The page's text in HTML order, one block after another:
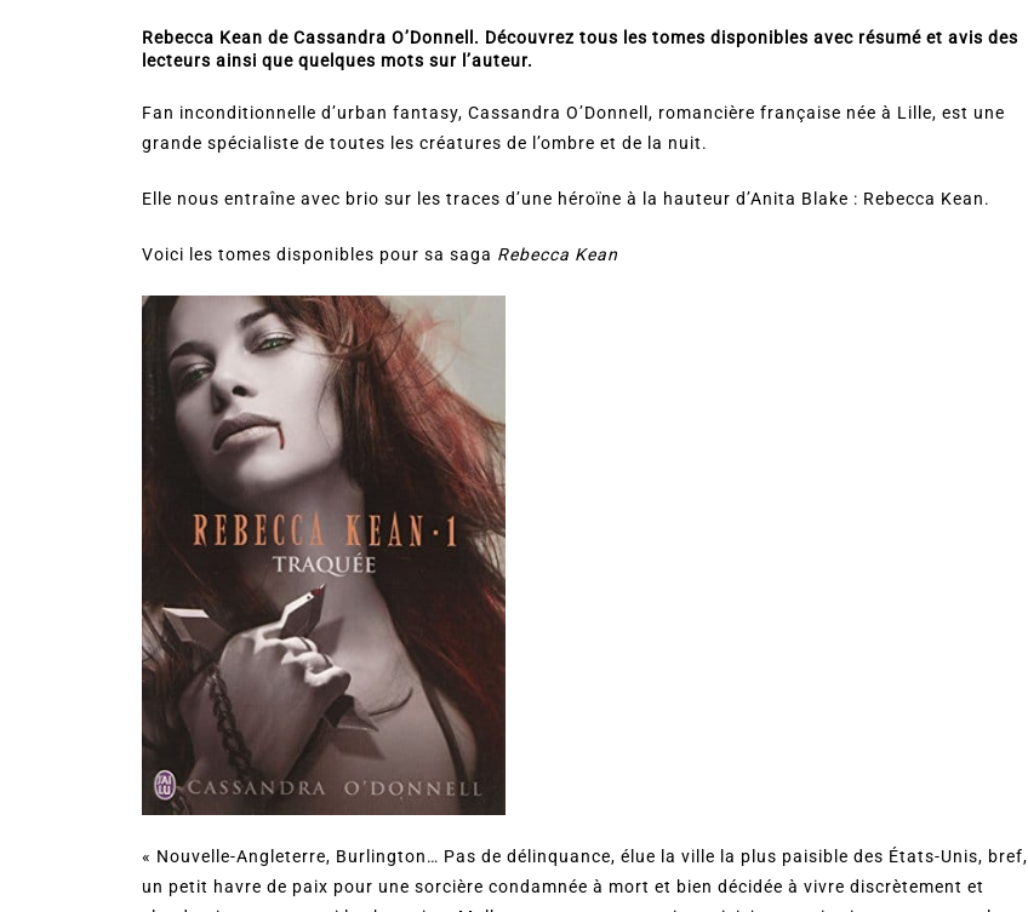
Rebecca Kean de Cassandra O’Donnell. Découvrez tous les tomes disponibles avec résumé et avis des
lecteurs ainsi que quelques mots sur l’auteur.
Fan inconditionnelle d’urban fantasy, Cassandra O’Donnell, romancière française née à Lille, est une
grande spécialiste de toutes les créatures de l’ombre et de la nuit.
Elle nous entraîne avec brio sur les traces d’une héroïne à la hauteur d’Anita Blake : Rebecca Kean.
Voici les tomes disponibles pour sa saga Rebecca Kean
« Nouvelle-Angleterre, Burlington… Pas de délinquance, élue la ville la plus paisible des États-Unis, bref,
un petit havre de paix pour une sorcière condamnée à mort et bien décidée à vivre discrètement et